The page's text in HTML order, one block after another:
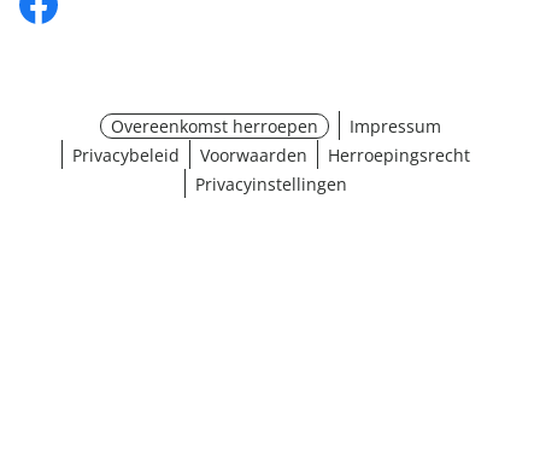
Overeenkomst herroepen
Impressum
Privacybeleid
Voorwaarden
Herroepingsrecht
Privacyinstellingen